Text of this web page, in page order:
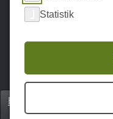
Home
P0008UW00008
Statistik